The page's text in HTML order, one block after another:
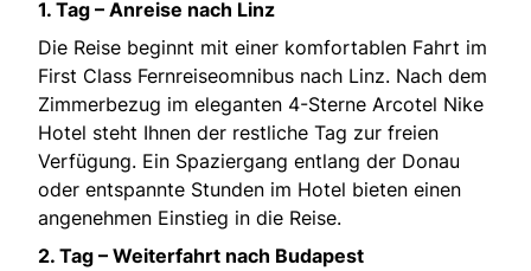
1. Tag – Anreise nach Linz
Die Reise beginnt mit einer komfortablen Fahrt im
First Class Fernreiseomnibus nach Linz. Nach dem
Zimmerbezug im eleganten 4-Sterne Arcotel Nike
Hotel steht Ihnen der restliche Tag zur freien
Verfügung. Ein Spaziergang entlang der Donau
oder entspannte Stunden im Hotel bieten einen
angenehmen Einstieg in die Reise.
2. Tag – Weiterfahrt nach Budapest